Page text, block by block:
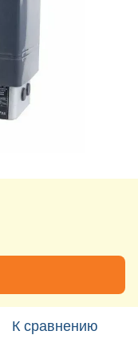
К сравнению